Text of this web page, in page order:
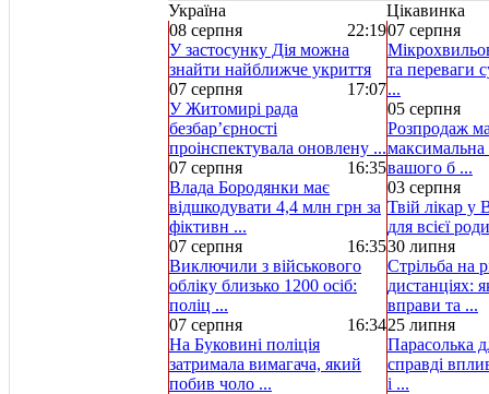
Україна
Цікавинка
08 серпня
22:19
У застосунку Дія можна
знайти найближче укриття
07 серпня
17:07
У Житомирі рада
безбар’єрності
проінспектувала оновлену ...
07 серпня
16:35
Влада Бородянки має
відшкодувати 4,4 млн грн за
фіктивн ...
07 серпня
16:35
Виключили з військового
обліку близько 1200 осіб:
поліц ...
07 серпня
16:34
На Буковині поліція
затримала вимагача, який
побив чоло ...
07 серпня
та переваги
...
05 серпня
Розпродаж
максимальна
вашого б ...
03 серпня
Твій лікар у
для всієї
30 липня
Стрільба на
дистанціях:
вправи та ...
25 липня
Парасолька
справді
і ...